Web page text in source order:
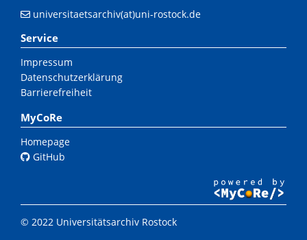
universitaetsarchiv(at)uni-rostock.de
Service
Impressum
Datenschutzerklärung
Barrierefreiheit
MyCoRe
Homepage
GitHub
© 2022 Universitätsarchiv Rostock